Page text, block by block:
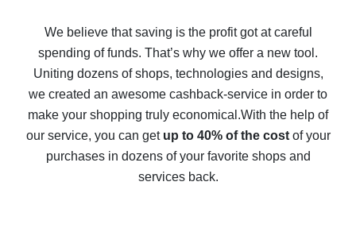
back
10% cash back on AliExpress - the impossible is
possible
The best cash back on AliExpress - how to find it
The best cash back service for AliExpress - let's
compare offers
We believe that saving is the profit got at careful
spending of funds. That’s why we offer a new tool.
Uniting dozens of shops, technologies and designs,
we created an awesome cashback-service in order to
make your shopping truly economical.With the help of
our service, you can get up to 40% of the costof your
purchases in dozens of your favorite shops and
services back.